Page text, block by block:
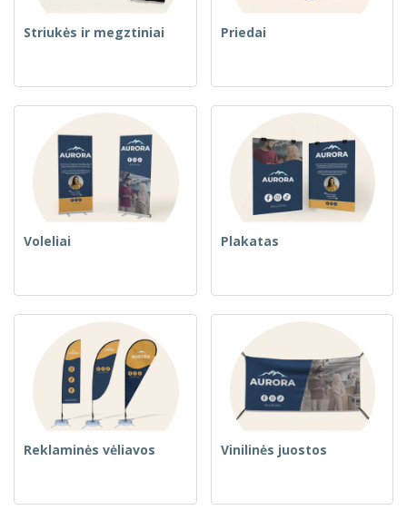
Striukės ir megztiniai Priedai
Voleliai Plakatas
Reklaminės vėliavos Vinilinės juostos